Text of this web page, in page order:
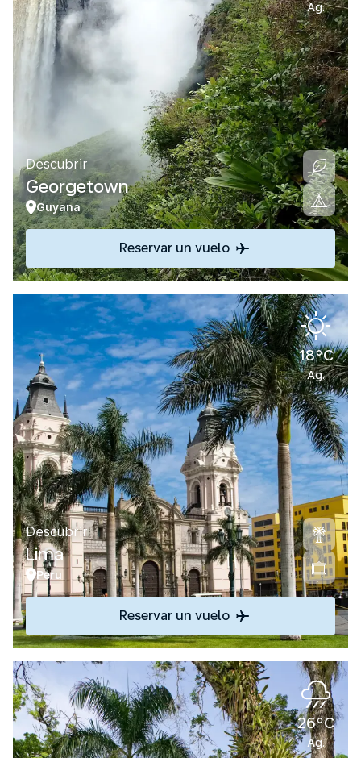
Ag.
Descubrir
Georgetown
Guyana
Reservar un vuelo
18°C
Ag.
Descubrir
Lima
Peru
Reservar un vuelo
26°C
Ag.